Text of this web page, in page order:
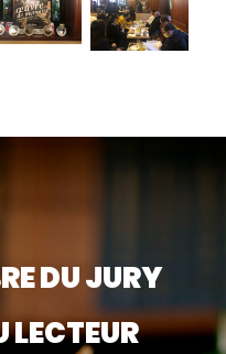
DU JURY
LECTEUR